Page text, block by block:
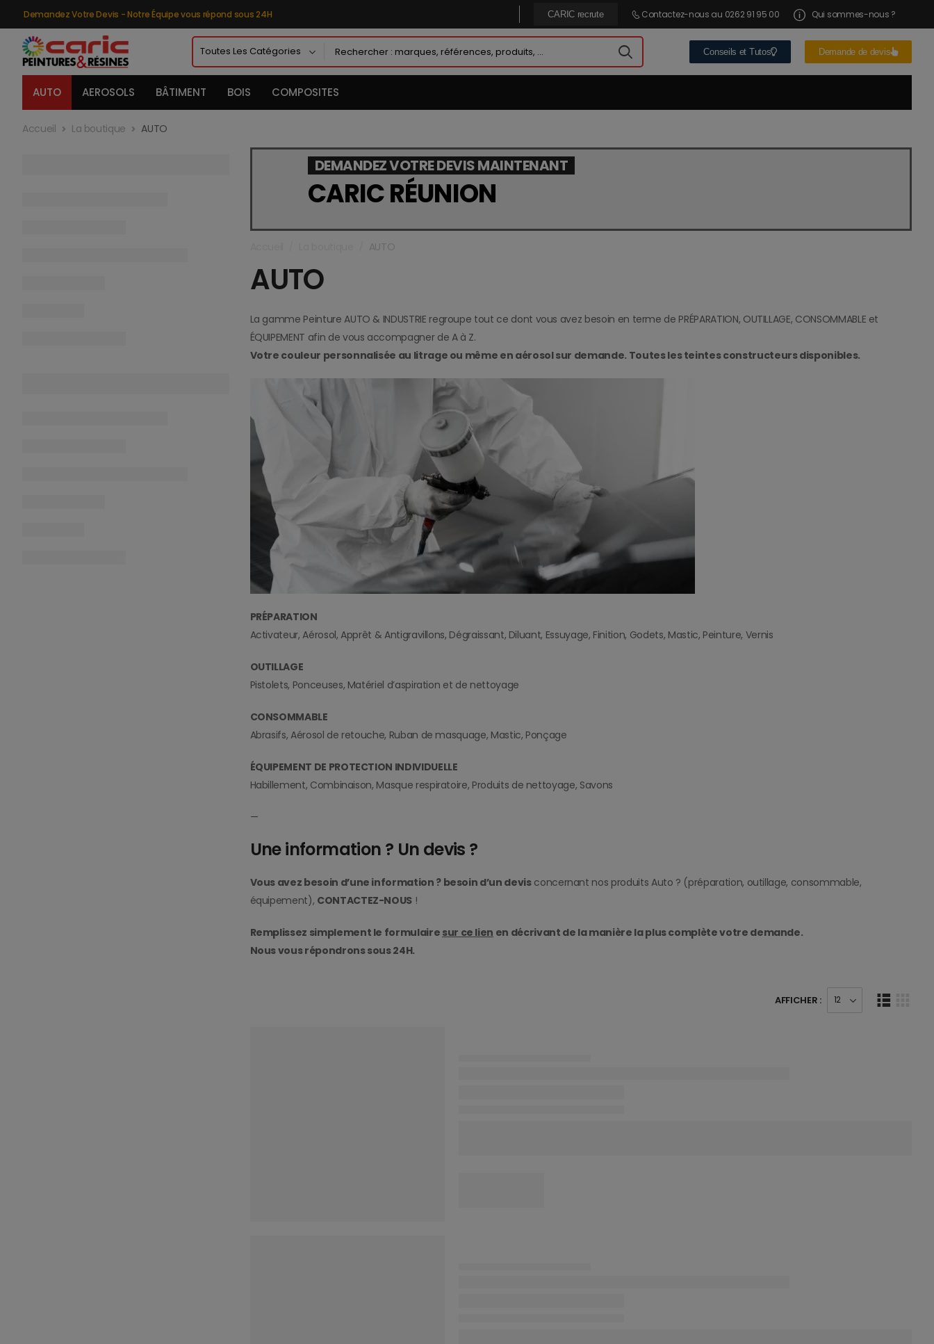
Demandez Votre Devis - Notre Équipe vous répond sous 24H CARIC recrute Contactez-nous au 0262 91 95 00 Qui sommes-nous ?
Conseils et Tutos Demande de devis
AUTO AEROSOLS BÂTIMENT BOIS COMPOSITES
Accueil La boutique AUTO
DEMANDEZ VOTRE DEVIS MAINTENANT
CARIC RÉUNION
AUTO
AUTO
La gamme Peinture AUTO & INDUSTRIE regroupe tout ce dont vous avez besoin en terme de PRÉPARATION, OUTILLAGE, CONSOMMABLE et
ÉQUIPEMENT afin de vous accompagner de A à Z.
Votre couleur personnalisée au litrage ou même en aérosol sur demande. Toutes les teintes constructeurs disponibles.
PRÉPARATION
Activateur, Aérosol, Apprêt & Antigravillons, Dégraissant, Diluant, Essuyage, Finition, Godets, Mastic, Peinture, Vernis
OUTILLAGE
Pistolets, Ponceuses, Matériel d’aspiration et de nettoyage
CONSOMMABLE
Abrasifs, Aérosol de retouche, Ruban de masquage, Mastic, Ponçage
ÉQUIPEMENT DE PROTECTION INDIVIDUELLE
Habillement, Combinaison, Masque respiratoire, Produits de nettoyage, Savons
—
Une information ? Un devis ?
Vous avez besoin d’une information ? besoin d’un devisconcernant nos produits Auto ? (préparation, outillage, consommable,
équipement), CONTACTEZ-NOUS !
Remplissez simplement le formulaire sur ce lien en décrivant de la manière la plus complète votre demande.
Nous vous répondrons sous 24H.
AFFICHER :